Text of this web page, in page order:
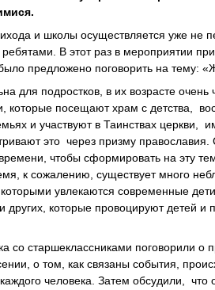
и школы осуществляется уже не
В этот раз в мероприятии
предложено поговорить на тему:
для подростков, в их возрасте
которые посещают храм с детства,
и участвуют в Таинствах церкви,
это через призму
чтобы сформировать на эту
к сожалению, существует много
увлекаются современные
других, которые провоцируют детей и
со старшеклассниками поговорили о
о том, как связаны события,
человека. Затем обсудили, что